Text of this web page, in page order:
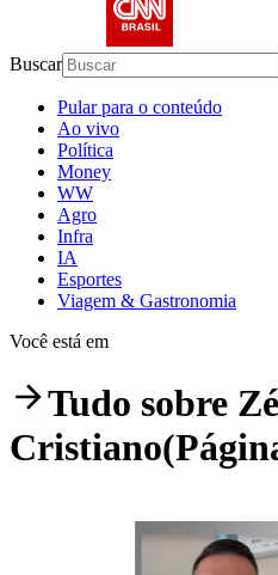
Buscar
Pular para o conteúdo
Ao vivo
Política
Money
WW
Agro
Infra
IA
Esportes
Viagem & Gastronomia
Você está em
Tudo sobre
Cristiano